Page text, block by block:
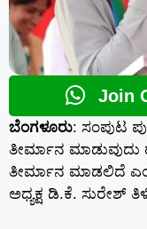
Join
ಬೆಂಗಳೂರು: ಸಂಪುಟ
ತೀರ್ಮಾನ
ತೀರ್ಮಾನ ಮಾಡಲಿದೆ
ಅಧ್ಯಕ್ಷ ಡಿ.ಕೆ. ಸುರೇಶ್